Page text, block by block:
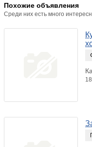
Похожие объявления
Среди них есть много